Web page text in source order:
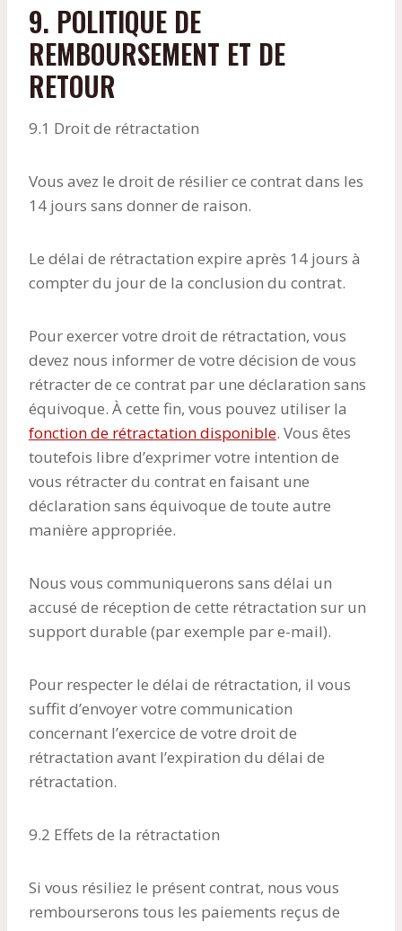
9. POLITIQUE DE
REMBOURSEMENT ET DE
RETOUR
9.1 Droit de rétractation
Vous avez le droit de résilier ce contrat dans les
14 jours sans donner de raison.
Le délai de rétractation expire après 14 jours à
compter du jour de la conclusion du contrat.
Pour exercer votre droit de rétractation, vous
devez nous informer de votre décision de vous
rétracter de ce contrat par une déclaration sans
équivoque. À cette fin, vous pouvez utiliser la
fonction de rétractation disponible. Vous êtes
toutefois libre d’exprimer votre intention de
vous rétracter du contrat en faisant une
déclaration sans équivoque de toute autre
manière appropriée.
Nous vous communiquerons sans délai un
accusé de réception de cette rétractation sur un
support durable (par exemple par e-mail).
Pour respecter le délai de rétractation, il vous
suffit d’envoyer votre communication
concernant l’exercice de votre droit de
rétractation avant l’expiration du délai de
rétractation.
9.2 Effets de la rétractation
Si vous résiliez le présent contrat, nous vous
rembourserons tous les paiements reçus de